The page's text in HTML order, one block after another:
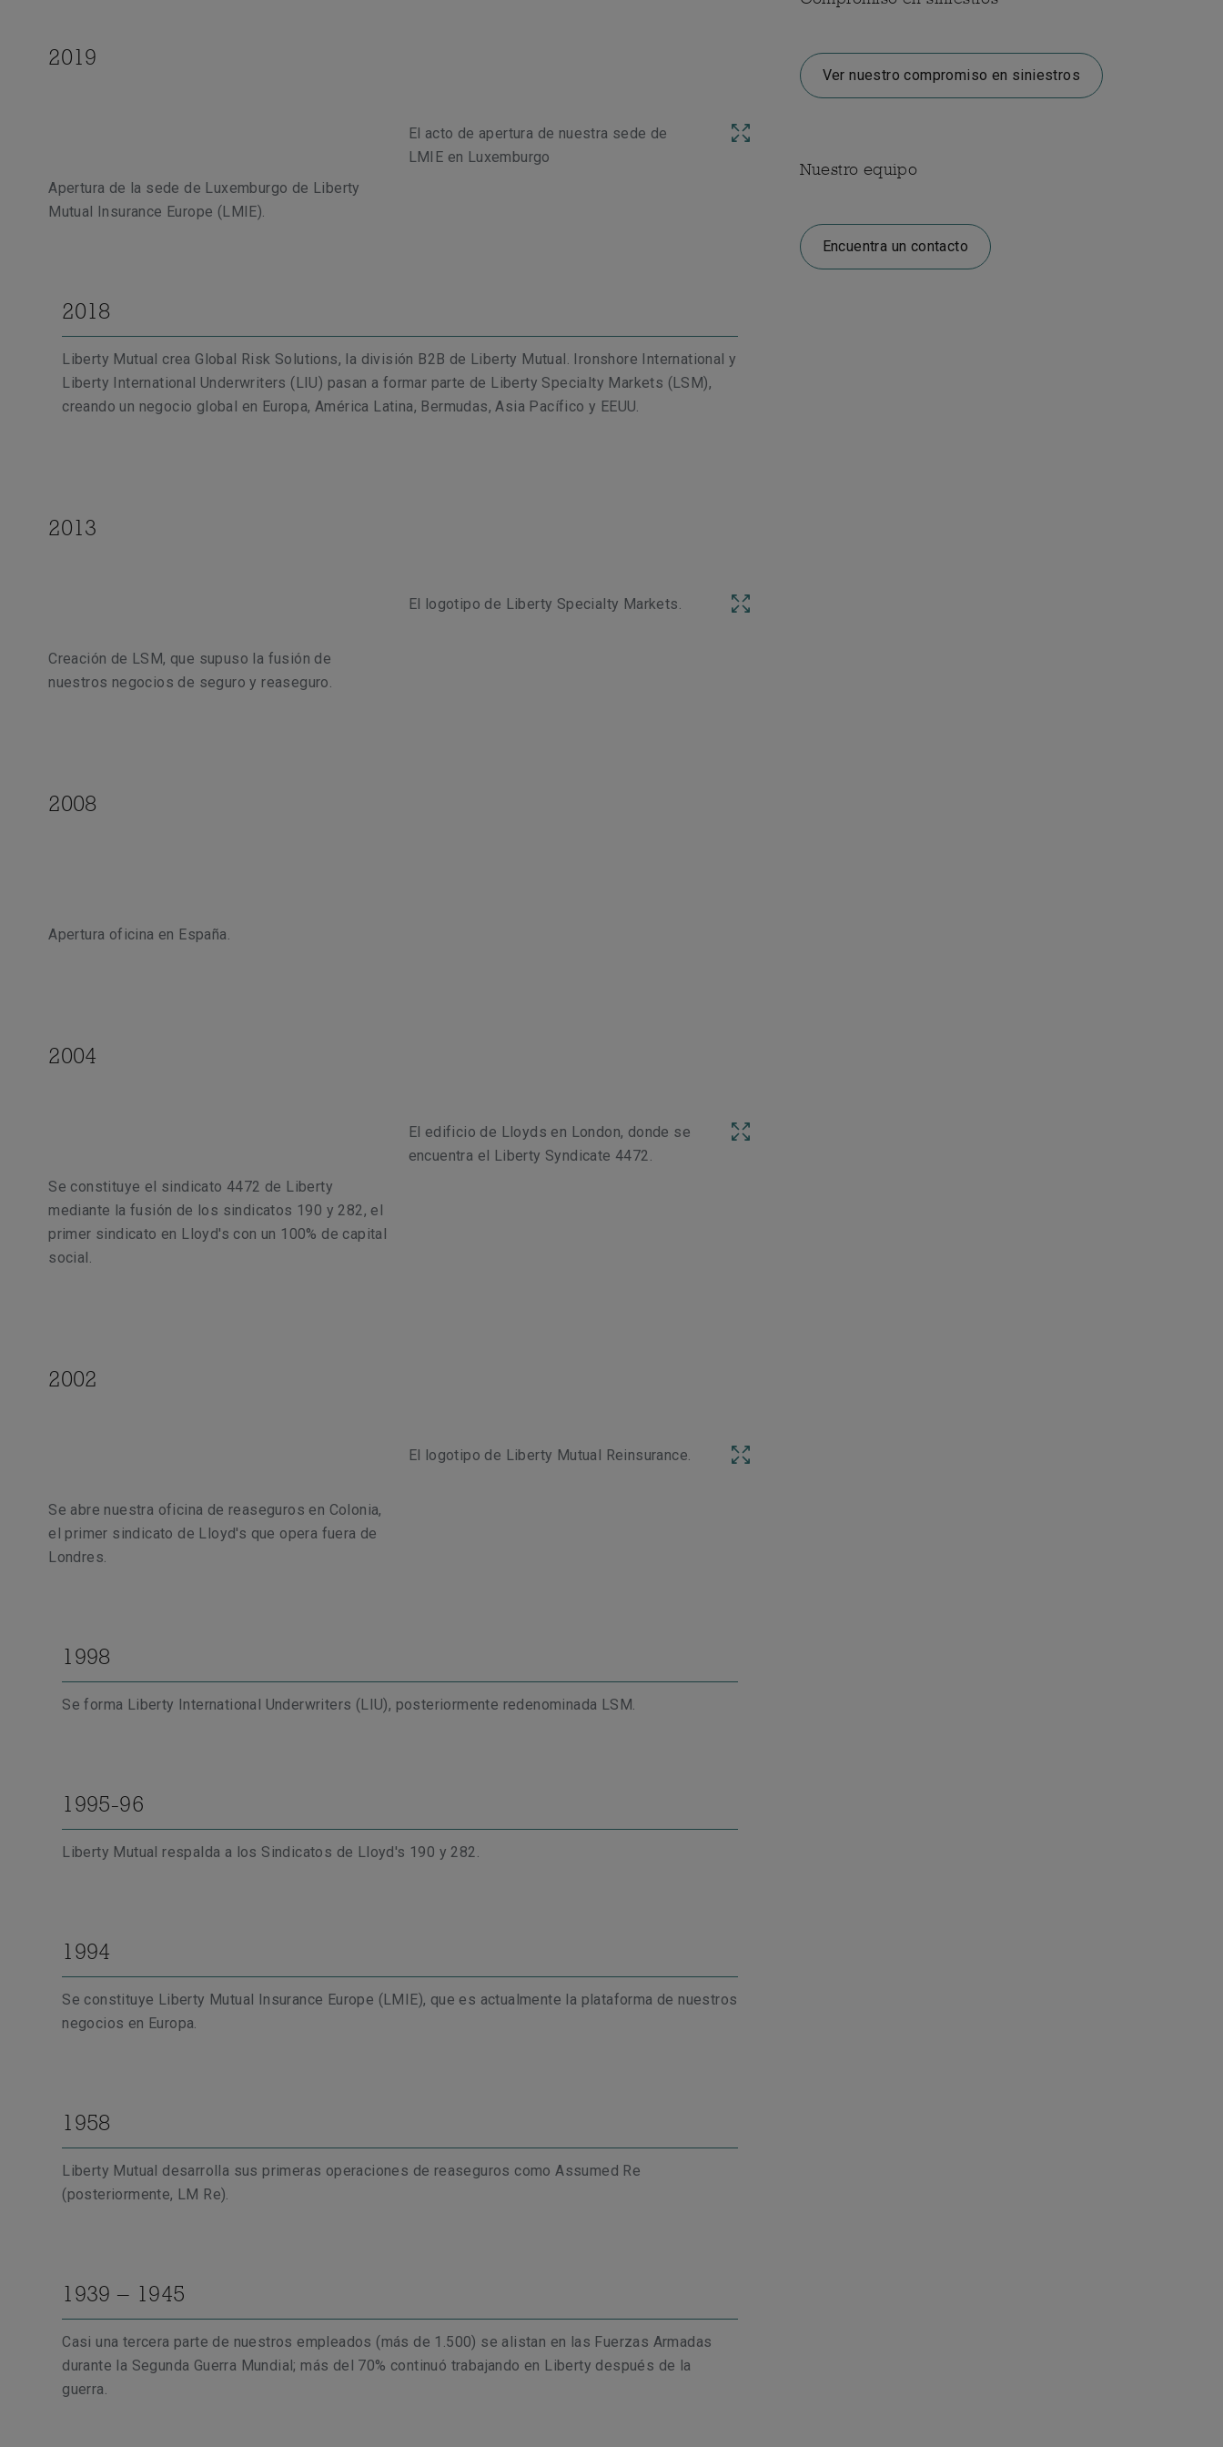
2019
Apertura de la sede de Luxemburgo de Liberty
Mutual Insurance Europe (LMIE).
El acto de apertura de nuestra sede de
LMIE en Luxemburgo
2018
Liberty Mutual crea Global Risk Solutions, la división B2B de Liberty Mutual. Ironshore International y
Liberty International Underwriters (LIU) pasan a formar parte de Liberty Specialty Markets (LSM),
creando un negocio global en Europa, América Latina, Bermudas, Asia Pacífico y EEUU.
2013
Creación de LSM, que supuso la fusión de
nuestros negocios de seguro y reaseguro.
El logotipo de Liberty Specialty Markets.
2008
Apertura oficina en España.
2004
Se constituye el sindicato 4472 de Liberty
mediante la fusión de los sindicatos 190 y 282, el
primer sindicato en Lloyd's con un 100% de capital
social.
El edificio de Lloyds en London, donde se
encuentra el Liberty Syndicate 4472.
2002
Se abre nuestra oficina de reaseguros en Colonia,
el primer sindicato de Lloyd's que opera fuera de
Londres.
El logotipo de Liberty Mutual Reinsurance.
1998
Se forma Liberty International Underwriters (LIU), posteriormente redenominada LSM.
1995-96
Liberty Mutual respalda a los Sindicatos de Lloyd's 190 y 282.
1994
Se constituye Liberty Mutual Insurance Europe (LMIE), que es actualmente la plataforma de nuestros
negocios en Europa.
1958
Liberty Mutual desarrolla sus primeras operaciones de reaseguros como Assumed Re
(posteriormente, LM Re).
1939 – 1945
Casi una tercera parte de nuestros empleados (más de 1.500) se alistan en las Fuerzas Armadas
durante la Segunda Guerra Mundial; más del 70% continuó trabajando en Liberty después de la
guerra.
Ver nuestro compromiso en siniestros
Nuestro equipo
Encuentra un contacto